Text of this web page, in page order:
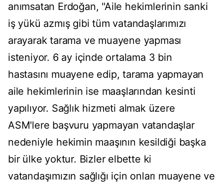
anımsatan Erdoğan, "Aile hekimlerinin sanki
iş yükü azmış gibi tüm vatandaşlarımızı
arayarak tarama ve muayene yapması
isteniyor. 6 ay içinde ortalama 3 bin
hastasını muayene edip, tarama yapmayan
aile hekimlerinin ise maaşlarından kesinti
yapılıyor. Sağlık hizmeti almak üzere
ASM'lere başvuru yapmayan vatandaşlar
nedeniyle hekimin maaşının kesildiği başka
bir ülke yoktur. Bizler elbette ki
vatandaşımızın sağlığı için onları muayene ve